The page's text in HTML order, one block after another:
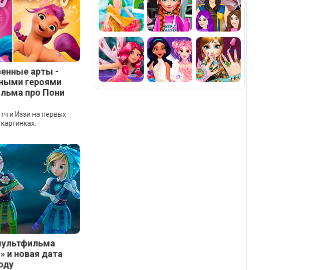
арты -
героями
про Пони
и Иззи на первых
и новая дата